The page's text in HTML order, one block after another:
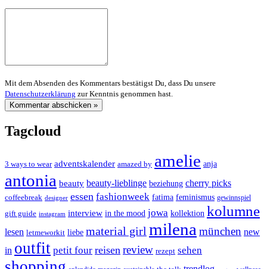
Mit dem Absenden des Kommentars bestätigst Du, dass Du unsere
Datenschutzerklärung zur Kenntnis genommen hast.
Tagcloud
3 ways to wear adventskalender amazed by amelie anja
antonia beauty beauty-lieblinge beziehung cherry picks
coffeebreak designer essen fashionweek fatima feminismus gewinnspiel
gift guide instagram interview in the mood jowa kollektion kolumne
lesen letmeworkit liebe material girl milena münchen new
in outfit petit four reisen review rezept sehen